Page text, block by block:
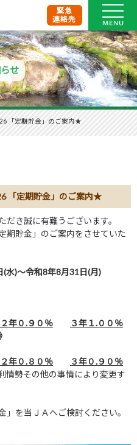
緊急
連絡先
せ
「定期貯金」のご案内★
「定期貯金」のご案内★
だき誠に有難うございます。
期貯金」のご案内をさせていた
(水)～令和8年8月31日(月)
２年０.９０％ ３年１.００％
２年０.８０％ ３年０.９０％
勢その他の事情により変更す
を当ＪＡへご検討ください。